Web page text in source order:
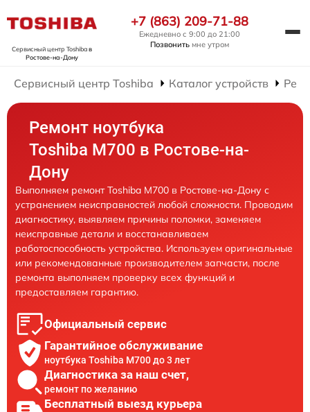
Сервисный центр Toshibaв
Ростове-на-Дону
+7 (863) 209-71-88
Ежедневно с 9:00 до 21:00
Позвонить мне утром
Сервисный центр Toshiba Каталог устройств
Ремонт ноутбука
Toshiba M700 в Ростове-на-
Дону
Выполняем ремонт Toshiba M700 в Ростове-на-Дону с
устранением неисправностей любой сложности. Проводим
диагностику, выявляем причины поломки, заменяем
неисправные детали и восстанавливаем
работоспособность устройства. Используем оригинальные
или рекомендованные производителем запчасти, после
ремонта выполняем проверку всех функций и
предоставляем гарантию.
Официальный сервис
Гарантийное обслуживание
ноутбука Toshiba M700 до 3 лет
Диагностика за наш счет,
ремонт по желанию
Бесплатный выезд курьера